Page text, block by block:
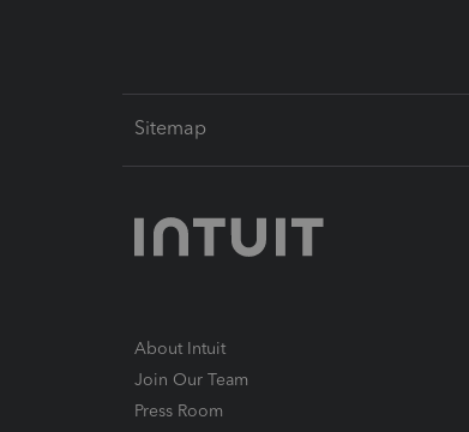
Sitemap
About Intuit
Join Our Team
Press Room